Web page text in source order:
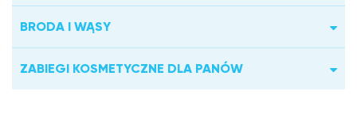
BRODA I WĄSY
ZABIEGI KOSMETYCZNE DLA PANÓW